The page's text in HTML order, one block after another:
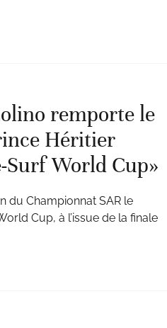
remporte le
Héritier
Surf World Cup»
du Championnat SAR le
Cup, à l’issue de la finale